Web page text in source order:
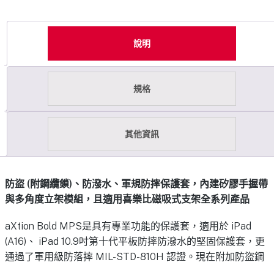
說明
規格
其他資訊
防盜 (附鋼纜鎖)、防潑水、軍規防摔保護套，內建矽膠手握帶
與多角度立架模組，且適用喜樂比磁吸式支架全系列產品
aXtion Bold MPS是具有專業功能的保護套，適用於 iPad
(A16)、 iPad 10.9吋第十代平板防摔防潑水的堅固保護套，更
通過了軍用級防落摔 MIL-STD-810H 認證。現在附加防盜鋼